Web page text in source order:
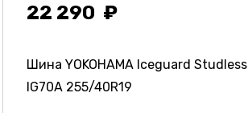
22 290
Шина YOKOHAMA Iceguard Studless
IG70A 255/40R19